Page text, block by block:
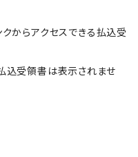
からアクセスできる払込受
込受領書は表示されませ